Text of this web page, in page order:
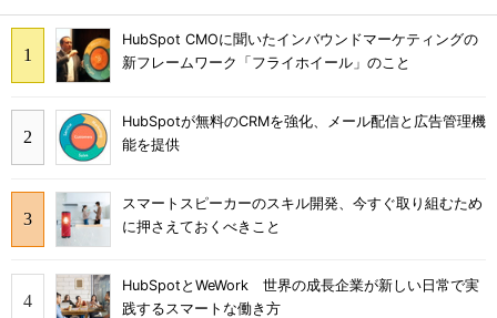
HubSpot CMOに聞いたインバウンドマーケティングの
新フレームワーク「フライホイール」のこと
HubSpotが無料のCRMを強化、メール配信と広告管理機
能を提供
スマートスピーカーのスキル開発、今すぐ取り組むため
に押さえておくべきこと
HubSpotとWeWork 世界の成長企業が新しい日常で実
践するスマートな働き方